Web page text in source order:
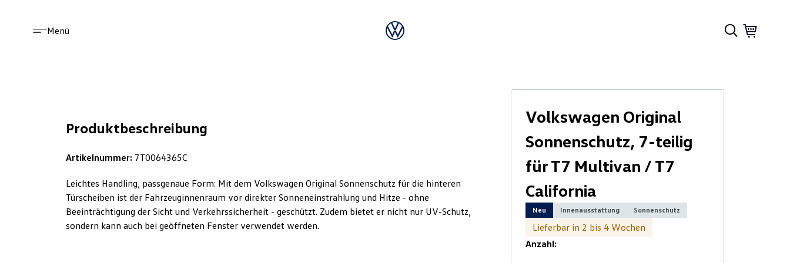
Menü
Produktbeschreibung
Artikelnummer: 7T0064365C
Leichtes Handling, passgenaue Form: Mit dem Volkswagen Original Sonnenschutz für die hinteren
Türscheiben ist der Fahrzeuginnenraum vor direkter Sonneneinstrahlung und Hitze - ohne
Beeinträchtigung der Sicht und Verkehrssicherheit - geschützt. Zudem bietet er nicht nur UV-Schutz,
sondern kann auch bei geöffneten Fenster verwendet werden.
Volkswagen Original
Sonnenschutz, 7-teilig
für T7 Multivan / T7
California
Neu Innenausstattung Sonnenschutz
Lieferbar in 2 bis 4 Wochen
Anzahl: